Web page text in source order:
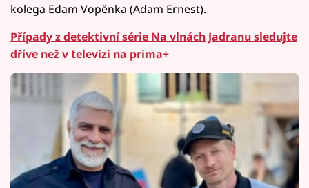
kolega Edam Vopěnka (Adam Ernest).
Případy z detektivní série Na vlnách Jadranu sledujte
dříve než v televizi na prima+